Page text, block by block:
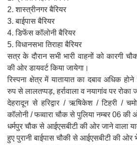
2. शास्त्रीनगर बैरियर
3. बाईपास बैरियर
4. डिफेंस कॉलोनी बैरियर
5. विधानसभा तिराहा बैरियर
सत्र के दौरान सभी भारी वाहनों को कारगी
की ओर डायवर्ट किया जायेगा।
रिस्पना क्षेत्र में यातायात का दबाव अधिक
रुप से लालतप्पड़, हर्रावाला व नयागांव पर रोका
देहरादून से हरिद्वार / ऋषिकेश / टिहरी /
कॉलोनी / फव्वारा चौक से पुलिया नम्बर 06 की
धर्मपुर चौक से आईएसबीटी की ओर जाने वाला
हुए पुरानी बाईपास चौकी से आईएसबीटी की ओर